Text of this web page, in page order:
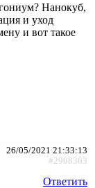
Нанокуб,
и уход
и вот такое
26/05/2021 21:33:13
#2908363
Ответить